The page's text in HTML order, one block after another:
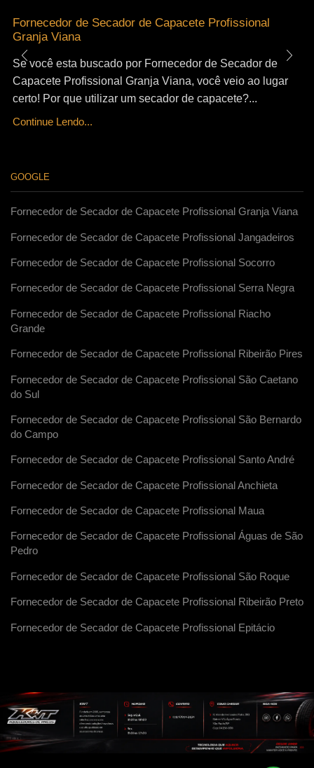
Fornecedor de Secador de Capacete Profissional
Granja Viana
Se você esta buscado por Fornecedor de Secador de
Capacete Profissional Granja Viana, você veio ao lugar
certo! Por que utilizar um secador de capacete?...
Continue Lendo...
GOOGLE
Fornecedor de Secador de Capacete Profissional Granja Viana
Fornecedor de Secador de Capacete Profissional Jangadeiros
Fornecedor de Secador de Capacete Profissional Socorro
Fornecedor de Secador de Capacete Profissional Serra Negra
Fornecedor de Secador de Capacete Profissional Riacho
Grande
Fornecedor de Secador de Capacete Profissional Ribeirão Pires
Fornecedor de Secador de Capacete Profissional São Caetano
do Sul
Fornecedor de Secador de Capacete Profissional São Bernardo
do Campo
Fornecedor de Secador de Capacete Profissional Santo André
Fornecedor de Secador de Capacete Profissional Anchieta
Fornecedor de Secador de Capacete Profissional Maua
Fornecedor de Secador de Capacete Profissional Águas de São
Pedro
Fornecedor de Secador de Capacete Profissional São Roque
Fornecedor de Secador de Capacete Profissional Ribeirão Preto
Fornecedor de Secador de Capacete Profissional Epitácio